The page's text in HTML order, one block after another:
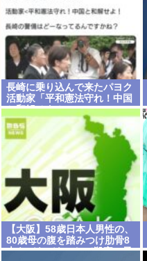
長崎に乗り込んで来たパヨク
活動家「平和憲法守れ！中国
と和解せよ！」
【大阪】58歳日本人男性の、
80歳母の腹を踏みつけ肋骨8
本をバキバキにして殺害。子